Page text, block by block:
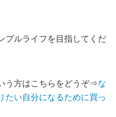
プルライフを目指してくだ
う方はこちらをどうぞ⇒な
たい自分になるために買っ